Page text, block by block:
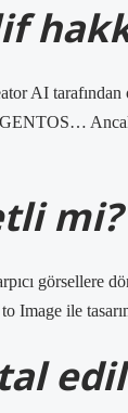
AI
mi?
görsellere
ile